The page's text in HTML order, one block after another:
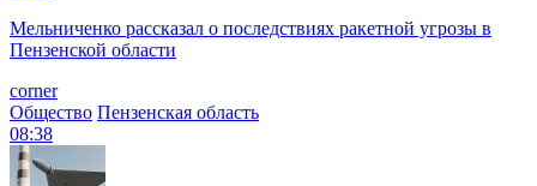
Мельниченко рассказал о последствиях ракетной угрозы в
Пензенской области
corner
Общество Пензенская область
08:38